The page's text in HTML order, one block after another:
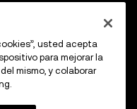
usted acepta
para mejorar la
mismo, y colaborar